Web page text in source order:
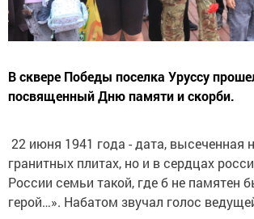
В сквере Победы поселка Уруссу
посвященный Дню памяти и скорби.
22 июня 1941 года - дата, высеченная
гранитных плитах, но и в сердцах
России семьи такой, где б не памятен
герой…». Набатом звучал голос